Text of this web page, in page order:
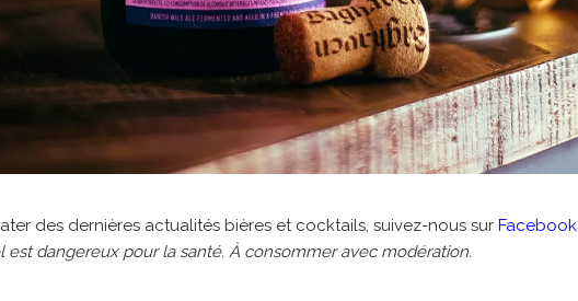
des dernières actualités bières et cocktails, suivez-nous sur Facebook
est dangereux pour la santé. À consommer avec modération.